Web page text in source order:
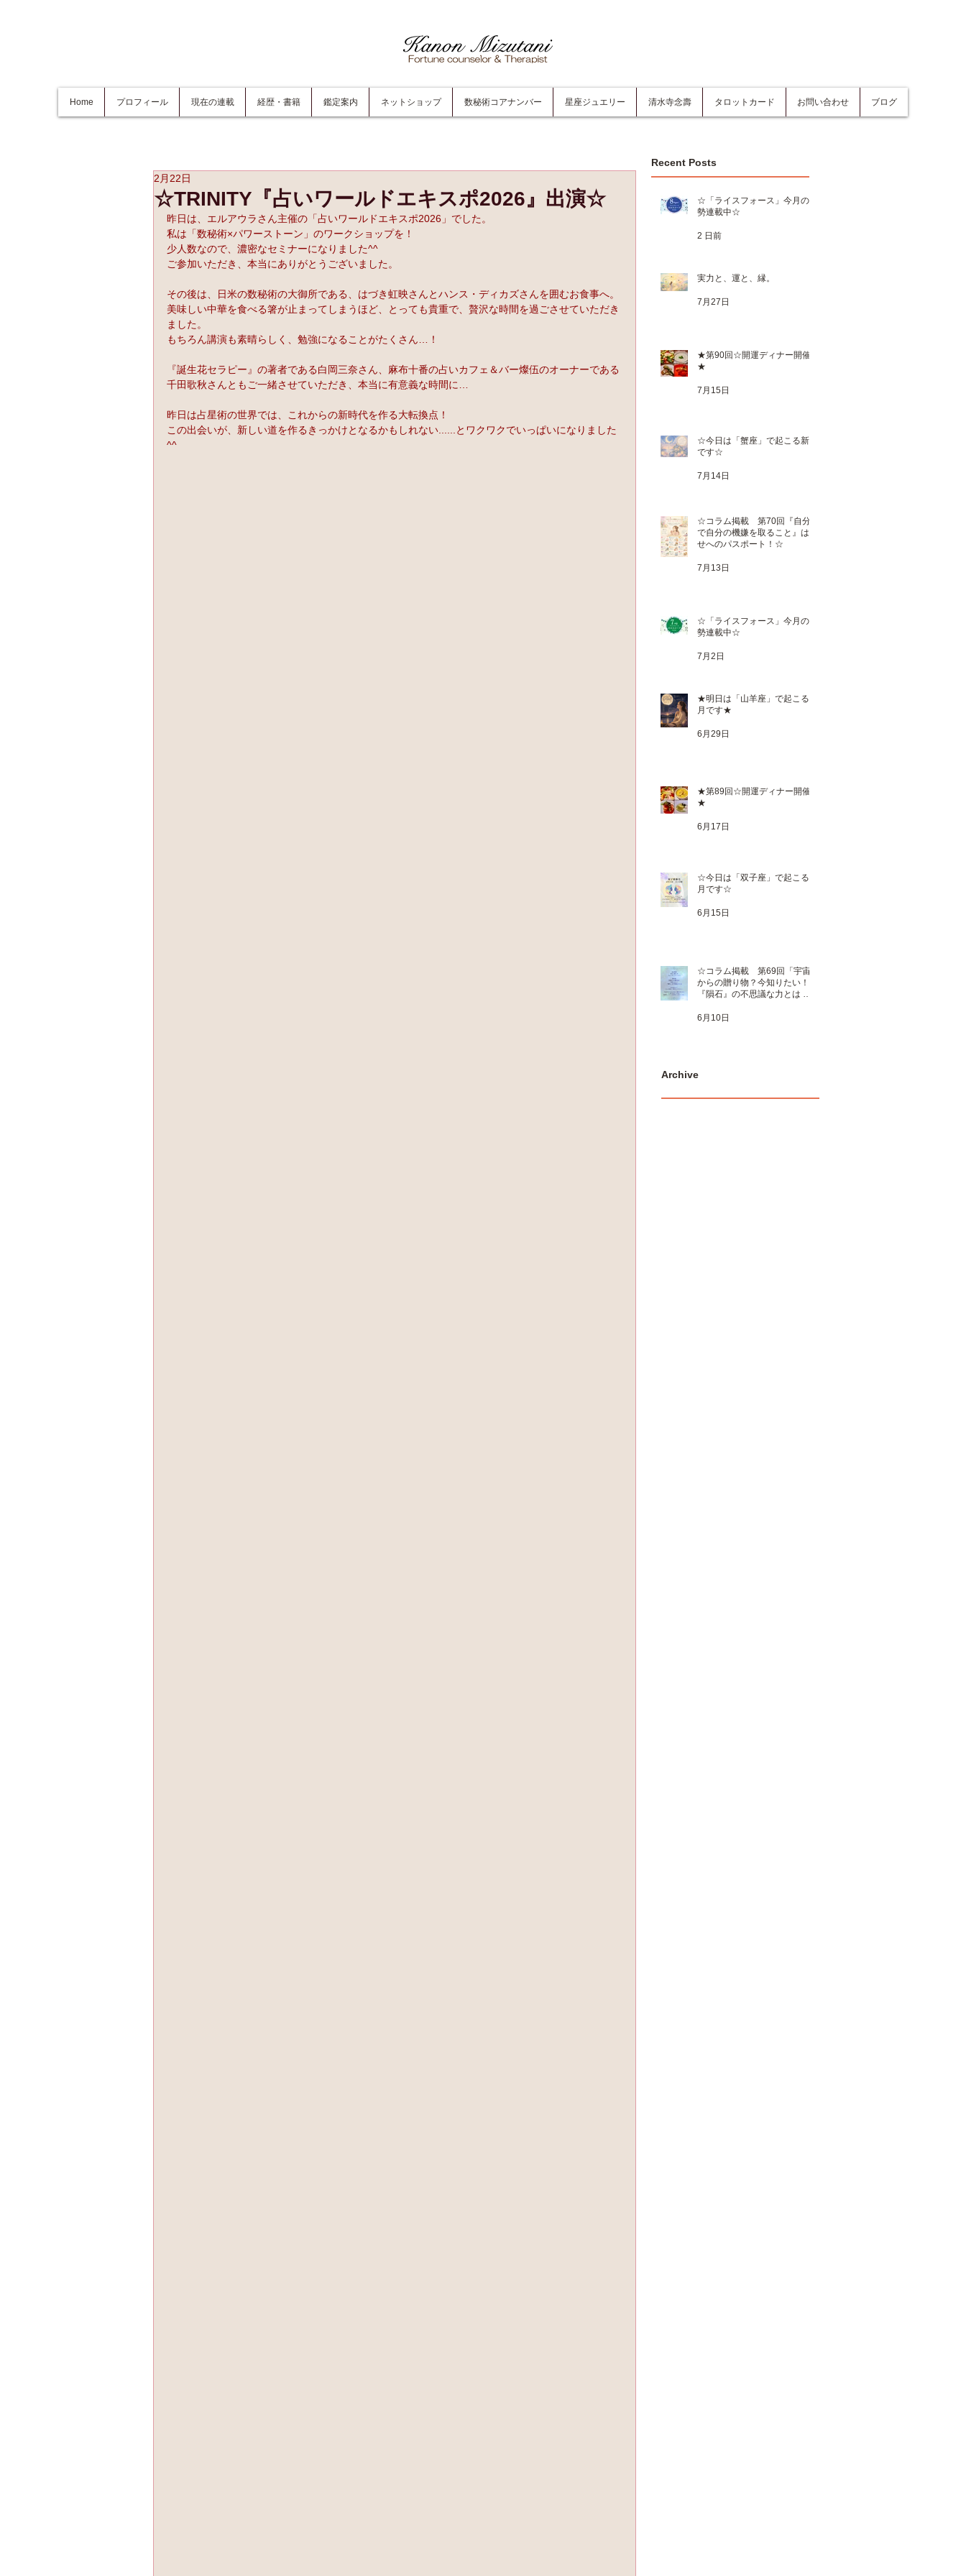
Home プロフィール 現在の連載 経歴・書籍 鑑定案内 ネットショップ 数秘術コアナンバー 星座ジュエリー 清水寺念壽 タロットカード お問い合わせ ブログ
☆TRINITY『占いワールドエキスポ2026』出演☆
2月22日
昨日は、エルアウラさん主催の「占いワールドエキスポ2026」でした。
私は「数秘術×パワーストーン」のワークショップを！
少人数なので、濃密なセミナーになりました^^
ご参加いただき、本当にありがとうございました。
その後は、日米の数秘術の大御所である、はづき虹映さんとハンス・ディカズさんを囲むお食事へ。
美味しい中華を食べる箸が止まってしまうほど、とっても貴重で、贅沢な時間を過ごさせていただき
ました。
もちろん講演も素晴らしく、勉強になることがたくさん…！
『誕生花セラピー』の著者である白岡三奈さん、麻布十番の占いカフェ＆バー燦伍のオーナーである
千田歌秋さんともご一緒させていただき、本当に有意義な時間に…
昨日は占星術の世界では、これからの新時代を作る大転換点！
この出会いが、新しい道を作るきっかけとなるかもしれない......とワクワクでいっぱいになりました
^^
Recent Posts
☆「ライスフォース」今月の運
勢連載中☆
2 日前
実力と、運と、縁。
7月27日
★第90回☆開運ディナー開催
★
7月15日
☆今日は「蟹座」で起こる新月
です☆
7月14日
☆コラム掲載 第70回『自分
で自分の機嫌を取ること』は幸
せへのパスポート！☆
7月13日
☆「ライスフォース」今月の運
勢連載中☆
7月2日
★明日は「山羊座」で起こる満
月です★
6月29日
★第89回☆開運ディナー開催
★
6月17日
☆今日は「双子座」で起こる新
月です☆
6月15日
☆コラム掲載 第69回「宇宙
からの贈り物？今知りたい！
『隕石』の不思議な力とは 」
6月10日
Archive